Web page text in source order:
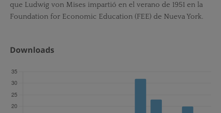
que Ludwig von Mises impartió en el verano de 1951 en la
Foundation for Economic Education (FEE) de Nueva York.
Downloads